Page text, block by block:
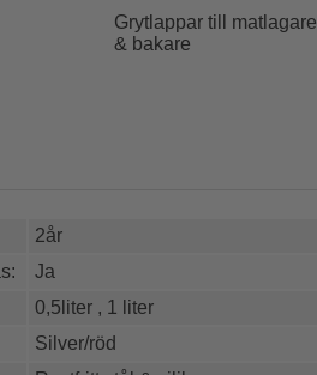
Grytlappar till matlagare
& bakare
2år
Ja
0,5liter , 1 liter
Silver/röd